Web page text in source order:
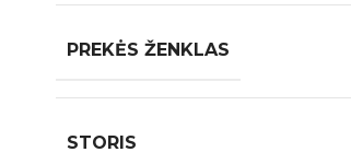
PREKĖS ŽENKLAS
STORIS